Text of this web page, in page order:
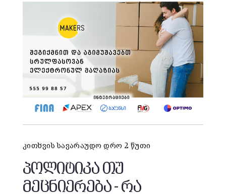
კითხვის სავარაუდო დრო 2 წუთი
პოლიტიკა თუ
მეცნიერება - რა